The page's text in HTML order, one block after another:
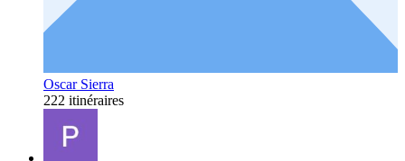
Oscar Sierra
222 itinéraires